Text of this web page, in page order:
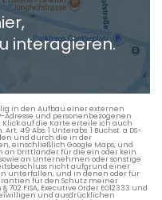
auf den
morgens um 8:30.
interagieren.
in den Aufbau einer externen
und personenbezogenen
auf die Karte erteile ich auch
49 Abs. 1 Unterabs. 1 Buchst. a DS-
und durch die in der
einschließlich Google Maps, und
an Drittländer für die ein oder kein
an Unternehmen oder sonstige
nicht aufgrund einer
unterfallen, und in denen oder für
für den Schutz meiner
FISA, Executive Order EO12333 und
und ausdrücklichen